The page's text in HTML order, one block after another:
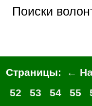
Поиски волонтера. Обсуждение условий в личных
Страницы: ←
52
53 54 55